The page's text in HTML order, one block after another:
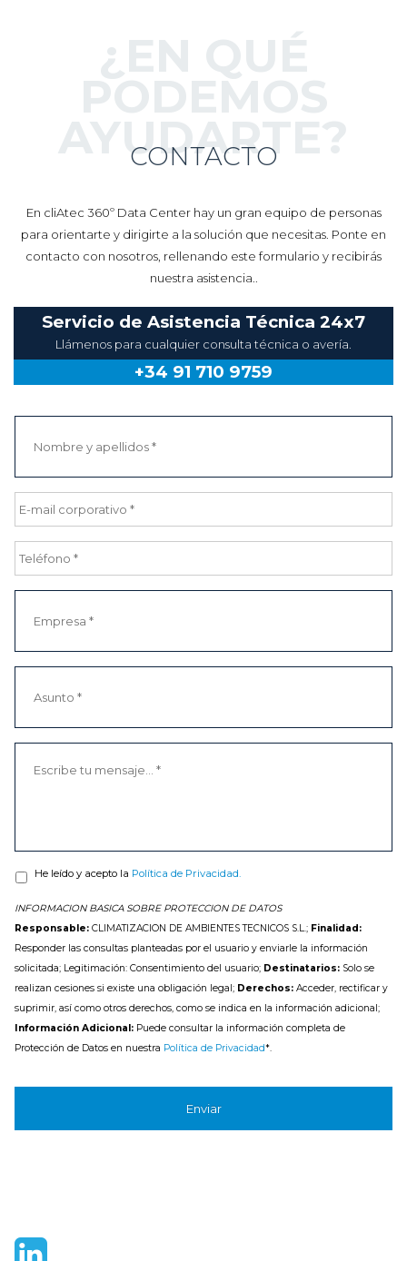
AYUDARTE?
CONTACTO
En cliAtec 360º Data Center hay un gran equipo de personas
para orientarte y dirigirte a la solución que necesitas. Ponte en
contacto con nosotros, rellenando este formulario y recibirás
nuestra asistencia..
Servicio de Asistencia Técnica 24x7
Llámenos para cualquier consulta técnica o avería.
+34 91 710 9759
He leído y acepto la Política de Privacidad.
INFORMACION BASICA SOBRE PROTECCION DE DATOS
Responsable: CLIMATIZACION DE AMBIENTES TECNICOS S.L.; Finalidad:
Responder las consultas planteadas por el usuario y enviarle la información
solicitada; Legitimación: Consentimiento del usuario; Destinatarios: Solo se
realizan cesiones si existe una obligación legal; Derechos: Acceder, rectificar y
suprimir, así como otros derechos, como se indica en la información adicional;
Información Adicional: Puede consultar la información completa de
Protección de Datos en nuestra Política de Privacidad*.